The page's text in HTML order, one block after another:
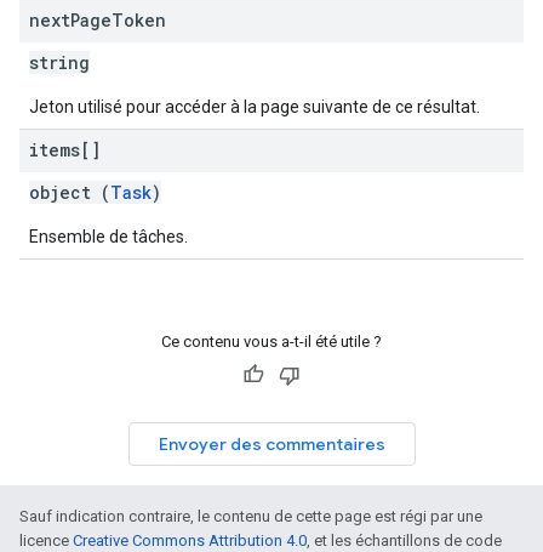
nextPageToken
string
Jeton utilisé pour accéder à la page suivante de ce résultat.
items[]
object (Task)
Ensemble de tâches.
Ce contenu vous a-t-il été utile ?
Envoyer des commentaires
Sauf indication contraire, le contenu de cette page est régi par une
licence Creative Commons Attribution 4.0, et les échantillons de code